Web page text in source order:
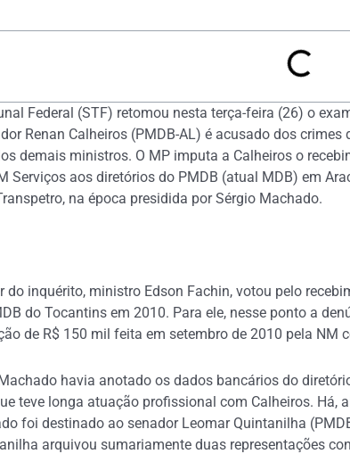
Federal (STF) retomou nesta terça-feira (26) o
Renan Calheiros (PMDB-AL) é acusado dos
demais ministros. O MP imputa a Calheiros o
Serviços aos diretórios do PMDB (atual MDB) em
na época presidida por Sérgio Machado.
do inquérito, ministro Edson Fachin, votou pelo
do Tocantins em 2010. Para ele, nesse ponto a
de R$ 150 mil feita em setembro de 2010 pela
havia anotado os dados bancários do
teve longa atuação profissional com Calheiros.
foi destinado ao senador Leomar Quintanilha
arquivou sumariamente duas representações